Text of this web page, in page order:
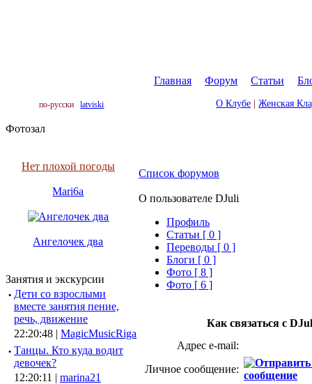
Главная Форум Статьи
по-русски latviski О Клубе Женская
Фотозал
Нет плохой погоды
Mari6a
Ангелочек два
Занятия и экскурсии
· Дети со взрослыми
вместе занятия пение,
речь, движение
22:20:48 | MagicMusicRiga
· Танцы. Кто куда водит
девочек?
12:20:11 | marina21
Список форумов
О пользователе DJuli
Профиль
Cтатьи [ 0 ]
Переводы [ 0 ]
Блоги [ 0 ]
Фото [ 8 ]
Фото [ 6 ]
Как связаться с
Адрес e-mail:
Личное сообщение: